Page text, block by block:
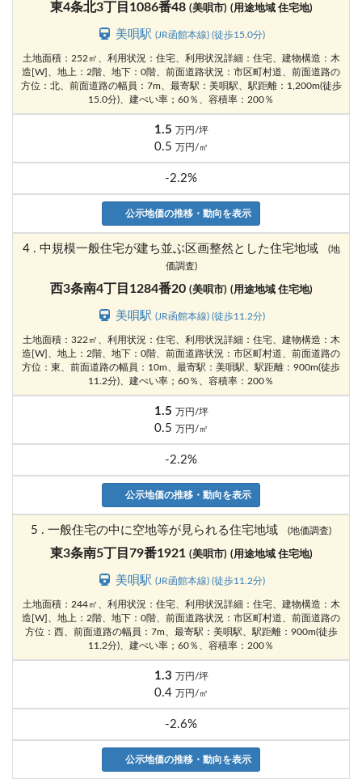
東4条北3丁目1086番48 (美唄市) (用途地域 住宅地)
美唄駅(JR函館本線) (徒歩15.0分)
土地面積：252㎡、利用状況：住宅、利用状況詳細：住宅、建物構造：木
造[W]、地上：2階、地下：0階、前面道路状況：市区町村道、前面道路の
方位：北、前面道路の幅員：7m、最寄駅：美唄駅、駅距離：1,200m(徒歩
15.0分)、建ぺい率；60％、容積率：200％
1.5 万円/坪
0.5 万円/㎡
-2.2%
公示地価の推移・動向を表示
4 . 中規模一般住宅が建ち並ぶ区画整然とした住宅地域
(地
価調査)
西3条南4丁目1284番20 (美唄市) (用途地域 住宅地)
美唄駅(JR函館本線) (徒歩11.2分)
土地面積：322㎡、利用状況：住宅、利用状況詳細：住宅、建物構造：木
造[W]、地上：2階、地下：0階、前面道路状況：市区町村道、前面道路の
方位：東、前面道路の幅員：10m、最寄駅：美唄駅、駅距離：900m(徒歩
11.2分)、建ぺい率；60％、容積率：200％
1.5 万円/坪
0.5 万円/㎡
-2.2%
公示地価の推移・動向を表示
5 . 一般住宅の中に空地等が見られる住宅地域 (地価調査)
東3条南5丁目79番1921 (美唄市) (用途地域 住宅地)
美唄駅(JR函館本線) (徒歩11.2分)
土地面積：244㎡、利用状況：住宅、利用状況詳細：住宅、建物構造：木
造[W]、地上：2階、地下：0階、前面道路状況：市区町村道、前面道路の
方位：西、前面道路の幅員：7m、最寄駅：美唄駅、駅距離：900m(徒歩
11.2分)、建ぺい率；60％、容積率：200％
1.3 万円/坪
0.4 万円/㎡
-2.6%
公示地価の推移・動向を表示